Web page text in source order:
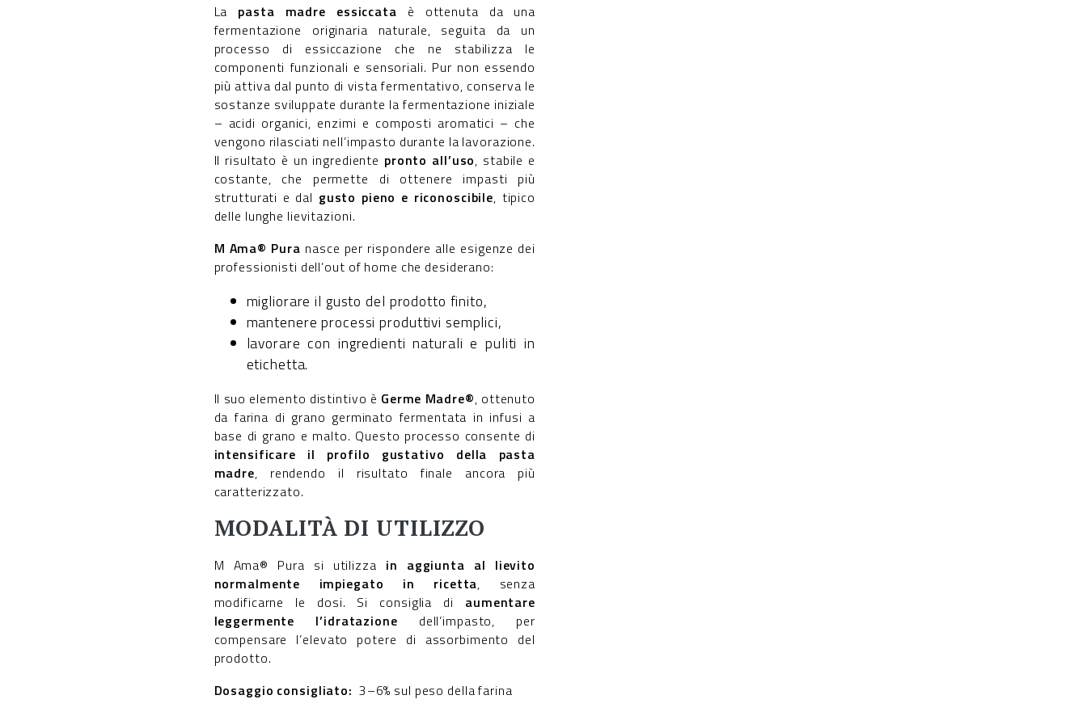
La pasta madre essiccata è ottenuta da una
fermentazione originaria naturale, seguita da un
processo di essiccazione che ne stabilizza le
componenti funzionali e sensoriali. Pur non essendo
più attiva dal punto di vista fermentativo, conserva le
sostanze sviluppate durante la fermentazione iniziale
– acidi organici, enzimi e composti aromatici – che
vengono rilasciati nell’impasto durante la lavorazione.
Il risultato è un ingrediente pronto all’uso, stabile e
costante, che permette di ottenere impasti più
strutturati e dal gusto pieno e riconoscibile, tipico
delle lunghe lievitazioni.
M Ama® Pura nasce per rispondere alle esigenze dei
professionisti dell’out of home che desiderano:
migliorare il gusto del prodotto finito,
mantenere processi produttivi semplici,
lavorare con ingredienti naturali e puliti in
etichetta.
Il suo elemento distintivo è Germe Madre®, ottenuto
da farina di grano germinato fermentata in infusi a
base di grano e malto. Questo processo consente di
intensificare il profilo gustativo della pasta
madre, rendendo il risultato finale ancora più
caratterizzato.
MODALITÀ DI UTILIZZO
M Ama® Pura si utilizza in aggiunta al lievito
normalmente impiegato in ricetta, senza
modificarne le dosi. Si consiglia di aumentare
leggermente l’idratazione dell’impasto, per
compensare l’elevato potere di assorbimento del
prodotto.
Dosaggio consigliato: 3–6% sul peso della farina